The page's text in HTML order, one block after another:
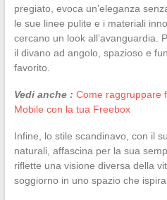
pregiato, evoca un’eleganza
le sue linee pulite e i materiali
cercano un look all’avanguardia.
il divano ad angolo, spazioso e
favorito.
Vedi anche : Come raggruppare
Mobile con la tua Freebox
Infine, lo stile scandinavo, con il
naturali, affascina per la sua
riflette una visione diversa della
soggiorno in uno spazio che ispira